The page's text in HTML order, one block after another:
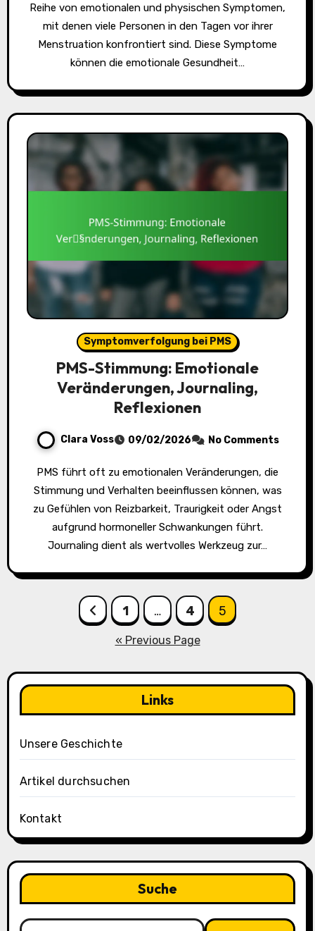
Reihe von emotionalen und physischen Symptomen,
mit denen viele Personen in den Tagen vor ihrer
Menstruation konfrontiert sind. Diese Symptome
können die emotionale Gesundheit…
Symptomverfolgung bei PMS
PMS-Stimmung: Emotionale
Veränderungen, Journaling,
Reflexionen
Clara Voss 09/02/2026 No Comments
PMS führt oft zu emotionalen Veränderungen, die
Stimmung und Verhalten beeinflussen können, was
zu Gefühlen von Reizbarkeit, Traurigkeit oder Angst
aufgrund hormoneller Schwankungen führt.
Journaling dient als wertvolles Werkzeug zur…
pagination
1 … 4 5
« Previous Page
Links
Unsere Geschichte
Artikel durchsuchen
Kontakt
Suche
Search